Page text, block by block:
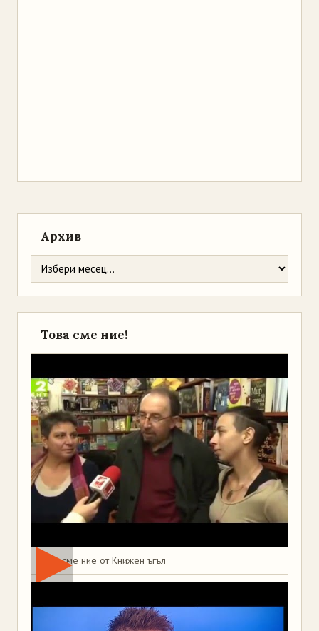
Архив
Това сме ние!
Това сме ние от Книжен ъгъл